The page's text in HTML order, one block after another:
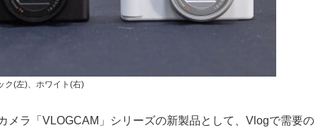
ク(左)、ホワイト(右)
メラ「VLOGCAM」シリーズの新製品として、Vlogで需要の